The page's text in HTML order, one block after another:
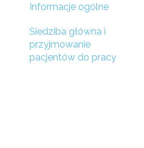
Informacje ogólne
Siedziba główna i
przyjmowanie
pacjentów do pracy